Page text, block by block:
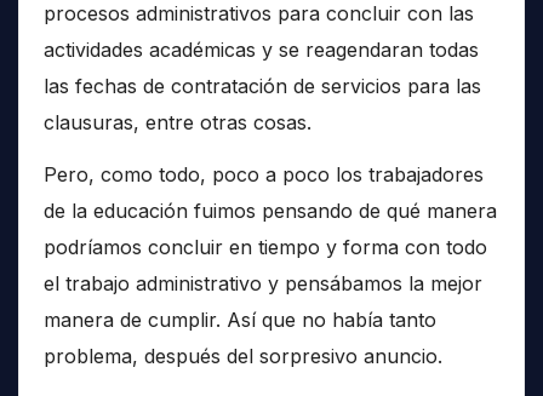
procesos administrativos para concluir con las
actividades académicas y se reagendaran todas
las fechas de contratación de servicios para las
clausuras, entre otras cosas.
Pero, como todo, poco a poco los trabajadores
de la educación fuimos pensando de qué manera
podríamos concluir en tiempo y forma con todo
el trabajo administrativo y pensábamos la mejor
manera de cumplir. Así que no había tanto
problema, después del sorpresivo anuncio.